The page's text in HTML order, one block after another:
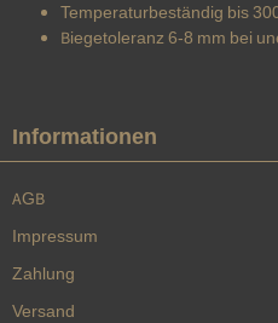
Temperaturbeständig bis
Biegetoleranz 6-8 mm bei
Informationen
AGB
Impressum
Zahlung
Versand